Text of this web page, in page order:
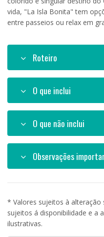
vida, "La Isla Bonita" tem
entre passeios ou relax em
Roteiro
O que inclui
O que não inclui
Observações
* Valores sujeitos à alteração
sujeitos á disponibilidade e a
ilustrativas.